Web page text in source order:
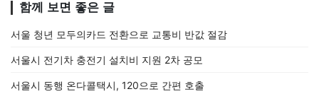
함께 보면 좋은 글
서울 청년 모두의카드 전환으로 교통비 반값 절감
서울시 전기차 충전기 설치비 지원 2차 공모
서울시 동행 온다콜택시, 120으로 간편 호출